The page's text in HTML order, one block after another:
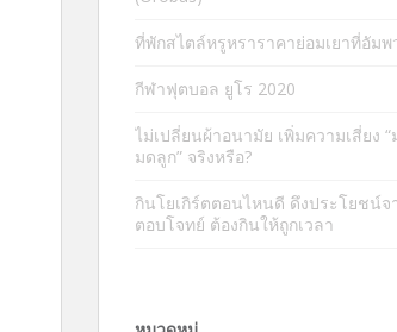
ที่พักสไตล์หรูหราราคาย่อมเยาที่อัมพ
กีฬาฟุตบอล ยูโร 2020
ไม่เปลี่ยนผ้าอนามัย เพิ่มความเสี่ยง “
มดลูก” จริงหรือ?
กินโยเกิร์ตตอนไหนดี ดึงประโยชน์จ
ตอบโจทย์ ต้องกินให้ถูกเวลา